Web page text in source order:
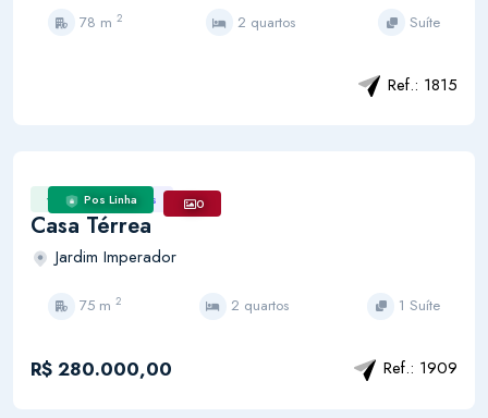
78 m 2 2 quartos Suíte
Ref.: 1815
Pos Linha 0
venda Casas
Casa Térrea
Jardim Imperador
75 m 2 2 quartos 1 Suíte
R$ 280.000,00 Ref.: 1909